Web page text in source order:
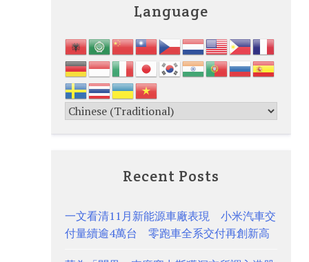
Language
Recent Posts
一文看清11月新能源車廠表現 小米汽車交
付量續逾4萬台 零跑車全系交付再創新高